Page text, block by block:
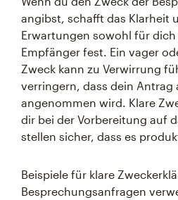
angibst, schafft das Klarheit
Erwartungen sowohl für
Empfänger fest. Ein vager
Zweck kann zu Verwirrung
verringern, dass dein Antrag
angenommen wird. Klare
dir bei der Vorbereitung auf
stellen sicher, dass es
Beispiele für klare
Besprechungsanfragen